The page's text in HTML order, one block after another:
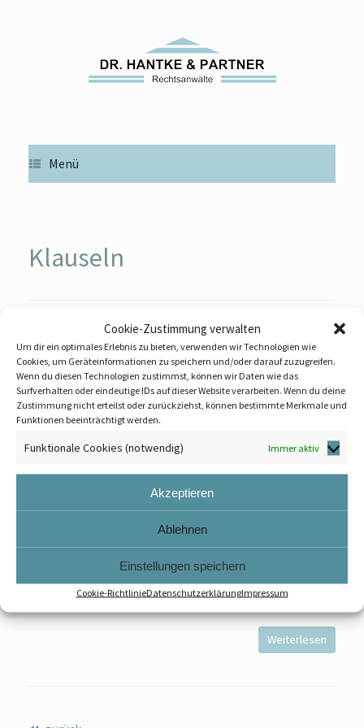
Cookie-Zustimmung verwalten
Um dir ein optimales Erlebnis zu bieten, verwenden wir Technologien wie
Cookies, um Geräteinformationen zu speichern und/oder darauf zuzugreifen.
Wenn du diesen Technologien zustimmst, können wir Daten wie das
Surfverhalten oder eindeutige IDs auf dieser Website verarbeiten. Wenn du deine
Zustimmung nicht erteilst oder zurückziehst, können bestimmte Merkmale und
Funktionen beeinträchtigt werden.
Funktionale Cookies (notwendig) Immer aktiv
Akzeptieren
Ablehnen
Einstellungen speichern
Cookie-RichtlinieDatenschutzerklärungImpressum
Menü
Klauseln
Baurecht: Kann das Recht zur
Ersatzvornahme im
Bauträgervertrag vertraglich
ausgeschlossen werden?
Veröffentlicht am
Im Bauträgerrecht gibt es seit jeher den
Bauträgerverträge für diese möglichst einfach
zu gestalten und die vertraglichen
„Möglichen“ zu führen. Hintergrund ist
letztlich, dass die Abwicklung eines
Bauträgervertrages
Weiterlesen